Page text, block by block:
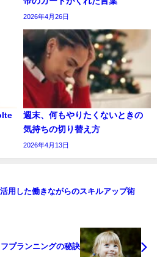
2026年4月26日
週末、何もやりたくないときの
気持ちの切り替え方
2026年4月13日
用した働きながらのスキルアップ術
プランニングの秘訣